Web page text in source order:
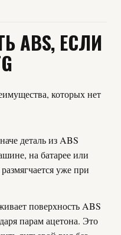
ABS, ЕСЛИ
которых нет
деталь из ABS
на батарее или
уже при
поверхность ABS
парам ацетона. Это